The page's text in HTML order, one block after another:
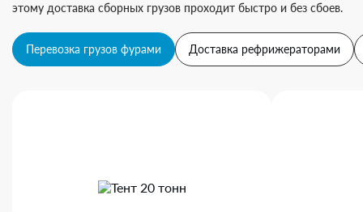
этому доставка сборных грузов проходит быстро и без сбоев.
Перевозка грузов фурами Доставка рефрижераторами